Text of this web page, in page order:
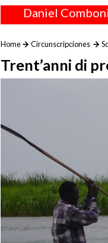
Daniel Comboni
Home Circunscripciones
Trent’anni di